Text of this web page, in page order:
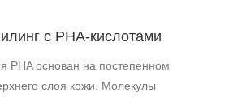
с PHA‑кислотами
PHA основан на постепенном
слоя кожи. Молекулы